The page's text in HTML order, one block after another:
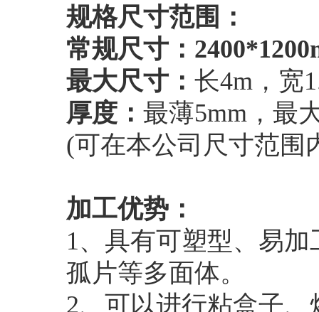
规格尺寸范围：
常规尺寸：
最大尺寸： 长4m，宽
厚度： 最薄5mm，最
(可在本公司尺寸范围
加工优势：
1、具有可塑型、易
孤片等多面体。
2、可以进行粘盒子